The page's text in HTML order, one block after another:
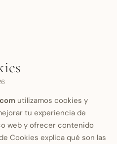
utilizamos cookies y
tu experiencia de
web y ofrecer contenido
Cookies explica qué son las